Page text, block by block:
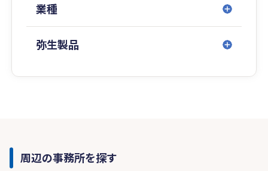
業種
弥生製品
周辺の事務所を探す